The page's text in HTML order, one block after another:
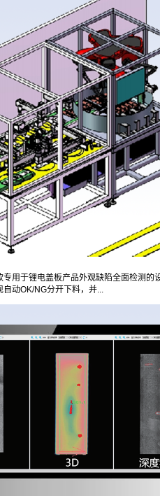
用于锂电盖板产品外观缺陷全面检测的
动OK/NG分开下料，并...